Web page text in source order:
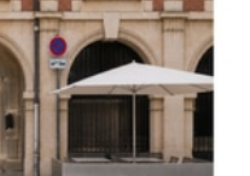
Bureaux
Local
Commercial
Partagé